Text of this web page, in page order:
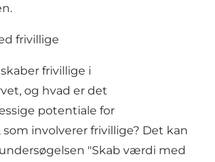
frivillige
frivillige i
og hvad er det
potentiale for
involverer frivillige? Det kan
"Skab værdi med